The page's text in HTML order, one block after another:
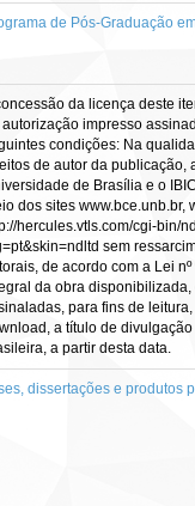
de Pós-Graduação
da licença deste
impresso
condições: Na
de autor da publicação,
de Brasília e o
dos sites www.bce.unb.br,
hercules.vtls.com/cgi-bin/
sem
de acordo com a Lei
da obra
para fins de
a título de
a partir desta data.
dissertações e produtos